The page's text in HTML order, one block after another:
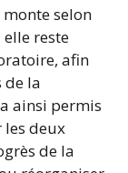
selon
reste
afin
de la
ainsi permis
les deux
de la